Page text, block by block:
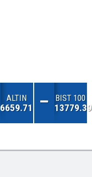
ALTIN
6659.71
BIST 100
13779.39